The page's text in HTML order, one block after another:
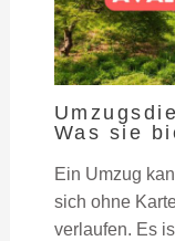
Was sie
Ein Umzug
sich ohne
verlaufen. Es